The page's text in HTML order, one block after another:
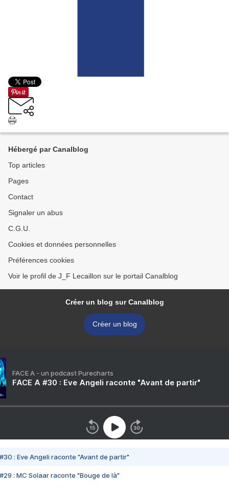
Hébergé par Canalblog
Top articles
Pages
Contact
Signaler un abus
C.G.U.
Cookies et données personnelles
Préférences cookies
Voir le profil de J_F Lecaillon sur le portail Canalblog
Créer un blog sur Canalblog
Créer un blog
FACE A - un podcast Purecharts
FACE A #30 : Eve Angeli raconte "Avant de partir"
#30 : Eve Angeli raconte "Avant de partir"
#29 : MC Solaar raconte "Bouge de là"